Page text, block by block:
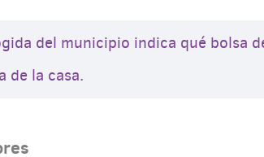
del municipio indica qué bolsa
de la casa.